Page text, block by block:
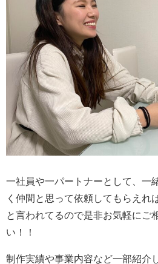
一社員や一パートナーとして、一
く仲間と思って依頼してもらえれ
と言われてるので是非お気軽にご
い！！
制作実績や事業内容など一部紹介